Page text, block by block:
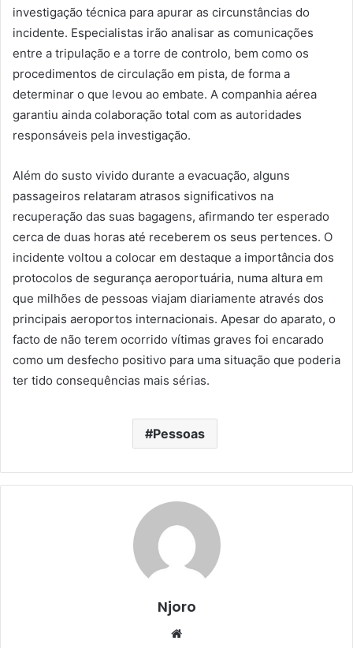
investigação técnica para apurar as circunstâncias do
incidente. Especialistas irão analisar as comunicações
entre a tripulação e a torre de controlo, bem como os
procedimentos de circulação em pista, de forma a
determinar o que levou ao embate. A companhia aérea
garantiu ainda colaboração total com as autoridades
responsáveis pela investigação.
Além do susto vivido durante a evacuação, alguns
passageiros relataram atrasos significativos na
recuperação das suas bagagens, afirmando ter esperado
cerca de duas horas até receberem os seus pertences. O
incidente voltou a colocar em destaque a importância dos
protocolos de segurança aeroportuária, numa altura em
que milhões de pessoas viajam diariamente através dos
principais aeroportos internacionais. Apesar do aparato, o
facto de não terem ocorrido vítimas graves foi encarado
como um desfecho positivo para uma situação que poderia
ter tido consequências mais sérias.
Pessoas
Njoro
Website